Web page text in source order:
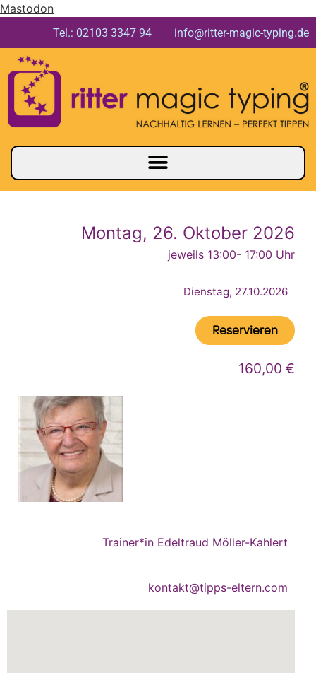
Mastodon
Tel.: 02103 3347 94 info@ritter-magic-typing.de
Montag, 26. Oktober 2026
jeweils 13:00- 17:00 Uhr
Dienstag, 27.10.2026
Reservieren
160,00 €
Trainer*in Edeltraud Möller-Kahlert
kontakt@tipps-eltern.com